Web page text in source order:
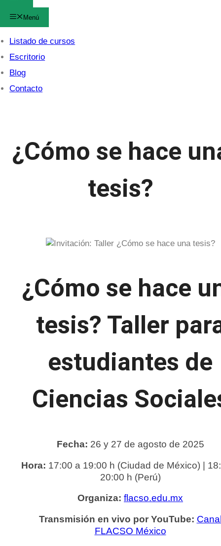
Menú
Listado de cursos
Escritorio
Blog
Contacto
¿Cómo se hace
tesis?
¿Cómo se hace
tesis? Taller
estudiantes de
Ciencias
Fecha: 26 y 27 de agosto de 2025
Hora: 17:00 a 19:00 h (Ciudad de México) |
20:00 h (Perú)
Organiza: flacso.edu.mx
Transmisión en vivo por YouTube:
FLACSO México